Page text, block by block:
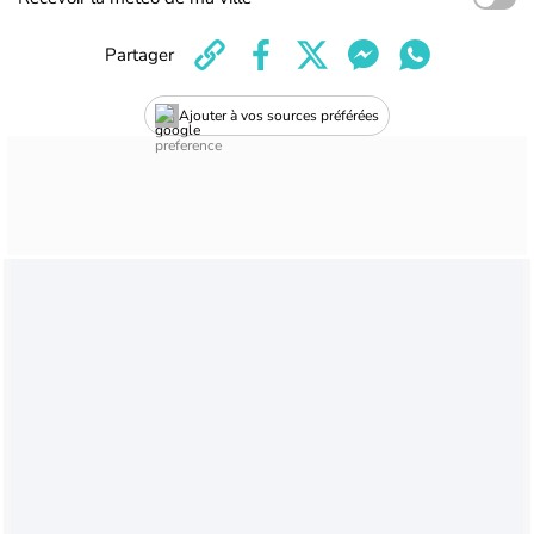
Ajouter à vos sources préférées
Partager